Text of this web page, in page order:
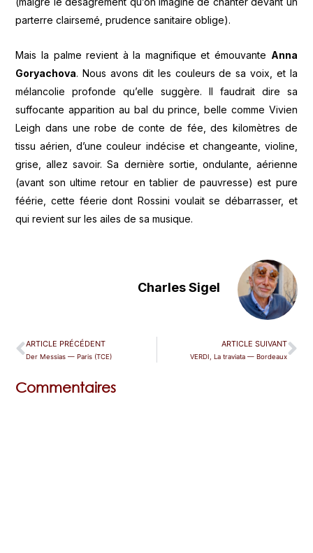
parterre clairsemé, prudence sanitaire oblige).
Mais la palme revient à la magnifique et émouvante Anna
Goryachova. Nous avons dit les couleurs de sa voix, et la
mélancolie profonde qu’elle suggère. Il faudrait dire sa
suffocante apparition au bal du prince, belle comme Vivien
Leigh dans une robe de conte de fée, des kilomètres de
tissu aérien, d’une couleur indécise et changeante, violine,
grise, allez savoir. Sa dernière sortie, ondulante, aérienne
(avant son ultime retour en tablier de pauvresse) est pure
féérie, cette féerie dont Rossini voulait se débarrasser, et
qui revient sur les ailes de sa musique.
Charles Sigel
ARTICLE PRÉCÉDENT
Der Messias — Paris (TCE)
ARTICLE SUIVANT
VERDI, La traviata — Bordeaux
Commentaires